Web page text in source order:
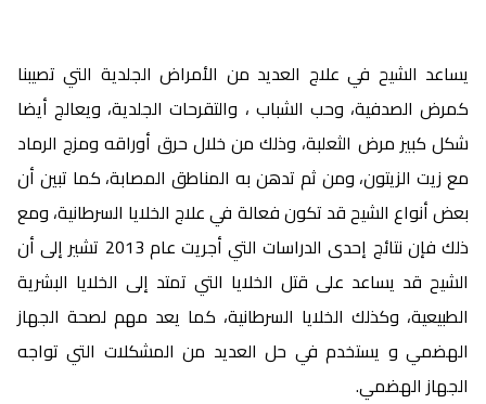
يساعد الشيح في علاج العديد من الأمراض الجلدية التي تصيبنا
كمرض الصدفية، وحب الشباب ، والتقرحات الجلدية، ويعالج أيضا
شكل كبير مرض الثعلبة، وذلك من خلال حرق أوراقه ومزج الرماد
مع زيت الزيتون، ومن ثم تدهن به المناطق المصابة، كما تبين أن
بعض أنواع الشيح قد تكون فعالة في علاج الخلايا السرطانية، ومع
ذلك فإن نتائج إحدى الدراسات التي أجريت عام 2013 تشير إلى أن
الشيح قد يساعد على قتل الخلايا التي تمتد إلى الخلايا البشرية
الطبيعية، وكذلك الخلايا السرطانية، كما يعد مهم لصحة الجهاز
الهضمي و يستخدم في حل العديد من المشكلات التي تواجه
الجهاز الهضمي.